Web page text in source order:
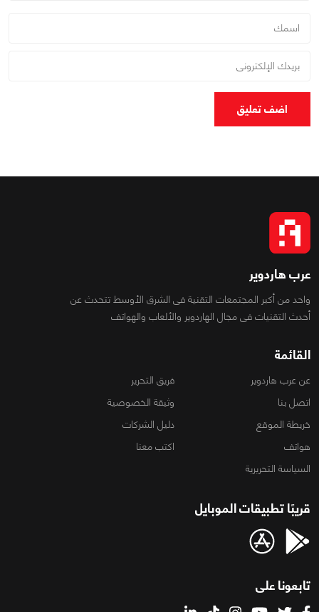
اضف تعليق
عرب هاردوير
واحد من أكبر المجتمعات التقنية فى الشرق الأوسط تتحدث عن
أحدث التقنيات فى مجال الهاردوير والألعاب والهواتف
القائمة
عن عرب هاردوير
فريق التحرير
اتصل بنا
وثيقة الخصوصية
خريطة الموقع
دليل الشركات
هواتف
اكتب معنا
السياسة التحريرية
قريبًا تطبيقات الموبايل
تابعونا على